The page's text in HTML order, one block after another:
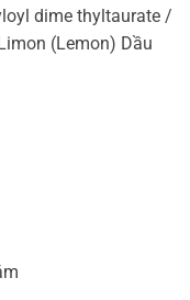
dime thyltaurate /
(Lemon) Dầu